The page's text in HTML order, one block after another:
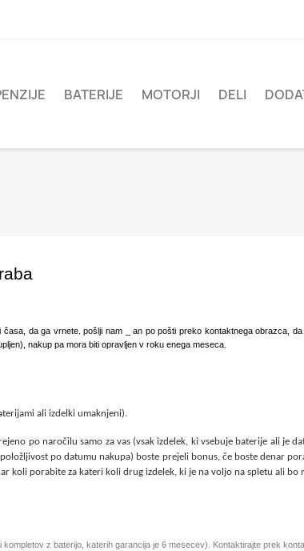
BATERIJE MOTORJI DELI
časa, da ga vrnete. pošlji nam
_ an po pošti preko kontaktnega obrazca,
nakup pa mora biti opravljen v roku enega meseca.
ali izdelki umaknjeni).
po naročilu samo za vas (vsak izdelek, ki vsebuje baterije ali je
po datumu nakupa) boste prejeli bonus, če boste denar
koli porabite za kateri koli drug izdelek, ki je na voljo na spletu ali
z baterijo, katerih garancija je 6 mesecev). Kontaktirajte prek